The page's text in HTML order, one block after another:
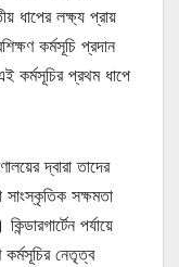
ধাপের লক্ষ্য প্রায়
কর্মসূচি প্রদান
কর্মসূচির প্রথম ধাপে
দ্বারা তাদের
সাংস্কৃতিক সক্ষমতা
পর্যায়ে
কর্মসূচির নেতৃত্ব